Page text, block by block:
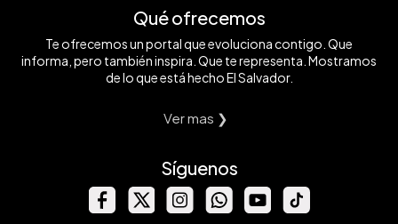
Qué ofrecemos
Te ofrecemos un portal que evoluciona contigo. Que
informa, pero también inspira. Que te representa. Mostramos
de lo que está hecho El Salvador.
Ver mas ❯
Síguenos